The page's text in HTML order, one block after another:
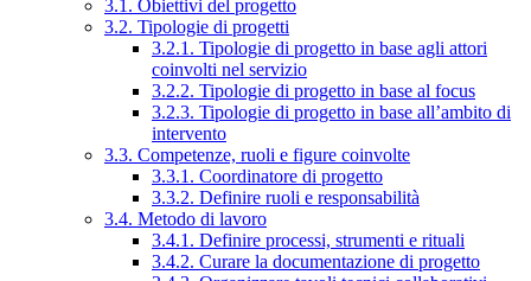
3.1. Obiettivi del progetto
3.2. Tipologie di progetti
3.2.1. Tipologie di progetto in base agli attori
coinvolti nel servizio
3.2.2. Tipologie di progetto in base al focus
3.2.3. Tipologie di progetto in base all’ambito di
intervento
3.3. Competenze, ruoli e figure coinvolte
3.3.1. Coordinatore di progetto
3.3.2. Definire ruoli e responsabilità
3.4. Metodo di lavoro
3.4.1. Definire processi, strumenti e rituali
3.4.2. Curare la documentazione di progetto